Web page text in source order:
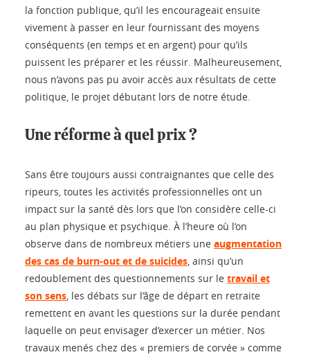
la fonction publique, qu’il les encourageait ensuite
vivement à passer en leur fournissant des moyens
conséquents (en temps et en argent) pour qu’ils
puissent les préparer et les réussir. Malheureusement,
nous n’avons pas pu avoir accès aux résultats de cette
politique, le projet débutant lors de notre étude.
Une réforme à quel prix ?
Sans être toujours aussi contraignantes que celle des
ripeurs, toutes les activités professionnelles ont un
impact sur la santé dès lors que l’on considère celle-ci
au plan physique et psychique. À l’heure où l’on
observe dans de nombreux métiers une augmentation
des cas de burn-out et de suicides, ainsi qu’un
redoublement des questionnements sur le travail et
son sens, les débats sur l’âge de départ en retraite
remettent en avant les questions sur la durée pendant
laquelle on peut envisager d’exercer un métier. Nos
travaux menés chez des « premiers de corvée » comme